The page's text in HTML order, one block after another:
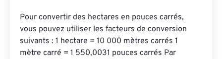
Pour convertir des hectares en pouces carrés,
vous pouvez utiliser les facteurs de conversion
suivants : 1 hectare = 10 000 mètres carrés 1
mètre carré = 1 550,0031 pouces carrés Par